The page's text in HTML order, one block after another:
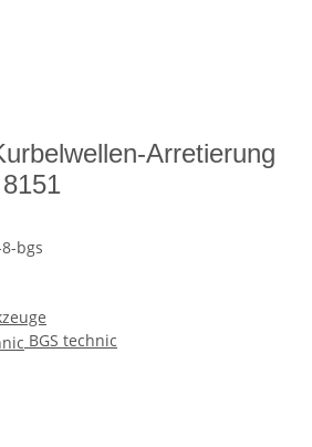
Arretierung
bgs
BGS technic